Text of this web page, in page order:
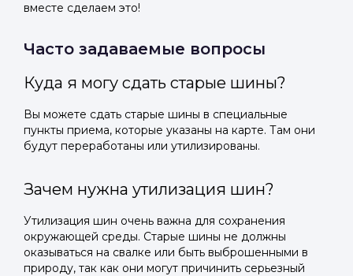
вместе сделаем это!
Часто задаваемые вопросы
Куда я могу сдать старые шины?
Вы можете сдать старые шины в специальные
пункты приема, которые указаны на карте. Там они
будут переработаны или утилизированы.
Зачем нужна утилизация шин?
Утилизация шин очень важна для сохранения
окружающей среды. Старые шины не должны
оказываться на свалке или быть выброшенными в
природу, так как они могут причинить серьезный